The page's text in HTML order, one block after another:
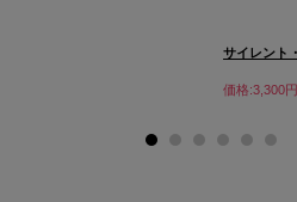
サイレント
価格:3,300